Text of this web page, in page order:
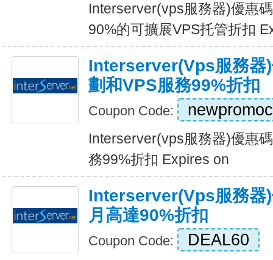
Interserver(vps服務器)優惠
90%的可擴展VPS托管折扣
Interserver(vps服務器
劃和VPS服務99%折扣
Coupon Code:
Interserver(vps服務器)優惠
務99%折扣 Expires on
Interserver(vps服務器
月高達90%折扣
Coupon Code: DEAL60